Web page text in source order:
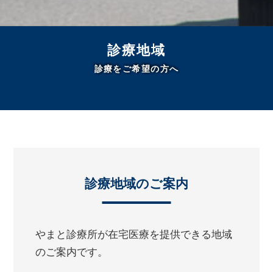
診療地域
診療をご希望の方へ
診療地域のご案内
やまと診療所が在宅医療を提供できる地域
のご案内です。